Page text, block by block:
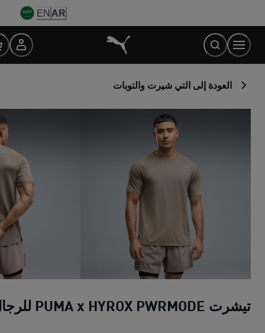
Content
AR
EN
العودة إلى التي شيرت والتوبات
تيشرت PUMA x HYROX PWRMODE للرجال